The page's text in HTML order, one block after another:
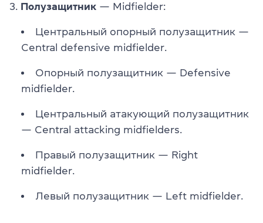
3. Полузащитник — Midfielder:
Центральный опорный полузащитник —
Central defensive midfielder.
Опорный полузащитник — Defensive
midfielder.
Центральный атакующий полузащитник
— Central attacking midfielders.
Правый полузащитник — Right
midfielder.
Левый полузащитник — Left midfielder.